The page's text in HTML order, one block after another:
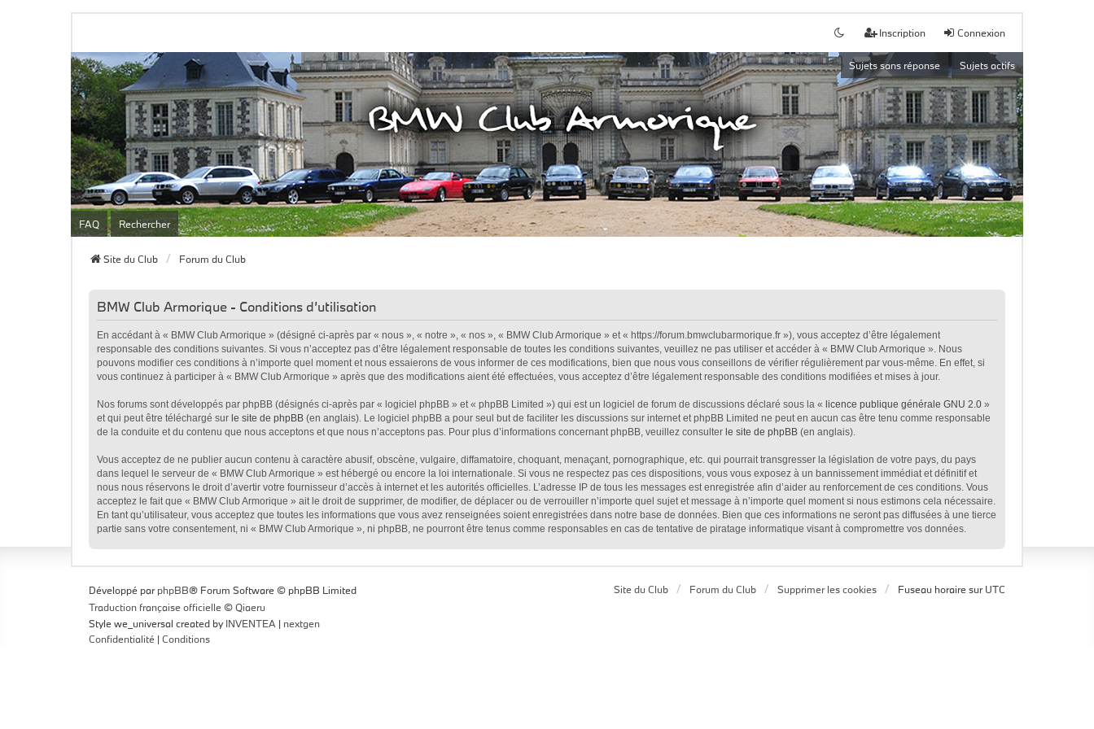
Connexion
Inscription
Sujets sans réponse Sujets actifs
FAQ Rechercher
Site du Club Forum du Club
BMW Club Armorique - Conditions d’utilisation
En accédant à « BMW Club Armorique » (désigné ci-après par « nous », « notre », « nos », « BMW Club Armorique » et « https://forum.bmwclubarmorique.fr »), vous acceptez d’être légalement
responsable des conditions suivantes. Si vous n’acceptez pas d’être légalement responsable de toutes les conditions suivantes, veuillez ne pas utiliser et accéder à « BMW Club Armorique ». Nous
pouvons modifier ces conditions à n’importe quel moment et nous essaierons de vous informer de ces modifications, bien que nous vous conseillons de vérifier régulièrement par vous-même. En effet, si
vous continuez à participer à « BMW Club Armorique » après que des modifications aient été effectuées, vous acceptez d’être légalement responsable des conditions modifiées et mises à jour.
Nos forums sont développés par phpBB (désignés ci-après par « logiciel phpBB » et « phpBB Limited ») qui est un logiciel de forum de discussions déclaré sous la « licence publique générale GNU 2.0 »
et qui peut être téléchargé sur le site de phpBB (en anglais). Le logiciel phpBB a pour seul but de faciliter les discussions sur internet et phpBB Limited ne peut en aucun cas être tenu comme responsable
de la conduite et du contenu que nous acceptons et que nous n’acceptons pas. Pour plus d’informations concernant phpBB, veuillez consulter le site de phpBB (en anglais).
Vous acceptez de ne publier aucun contenu à caractère abusif, obscène, vulgaire, diffamatoire, choquant, menaçant, pornographique, etc. qui pourrait transgresser la législation de votre pays, du pays
dans lequel le serveur de « BMW Club Armorique » est hébergé ou encore la loi internationale. Si vous ne respectez pas ces dispositions, vous vous exposez à un bannissement immédiat et définitif et
nous nous réservons le droit d’avertir votre fournisseur d’accès à internet et les autorités officielles. L’adresse IP de tous les messages est enregistrée afin d’aider au renforcement de ces conditions. Vous
acceptez le fait que « BMW Club Armorique » ait le droit de supprimer, de modifier, de déplacer ou de verrouiller n’importe quel sujet et message à n’importe quel moment si nous estimons cela nécessaire.
En tant qu’utilisateur, vous acceptez que toutes les informations que vous avez renseignées soient enregistrées dans notre base de données. Bien que ces informations ne seront pas diffusées à une tierce
partie sans votre consentement, ni « BMW Club Armorique », ni phpBB, ne pourront être tenus comme responsables en cas de tentative de piratage informatique visant à compromettre vos données.
Site du Club Forum du Club Supprimer les cookies Fuseau horaire surUTC
Développé parphpBB® Forum Software © phpBB Limited
Traduction française officielle ©Qiaeru
Style we_universal created byINVENTEA | nextgen
Confidentialité | Conditions